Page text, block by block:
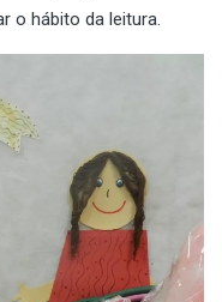
o hábito da leitura.